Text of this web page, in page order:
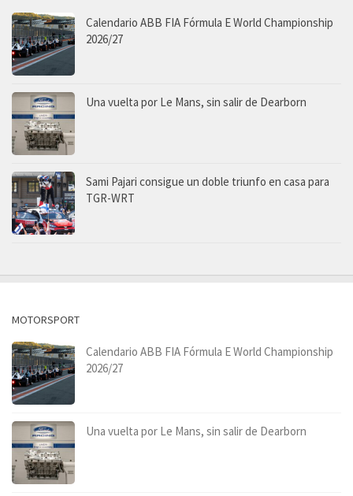
Calendario ABB FIA Fórmula E World Championship
2026/27
Una vuelta por Le Mans, sin salir de Dearborn
Sami Pajari consigue un doble triunfo en casa para
TGR-WRT
MOTORSPORT
Calendario ABB FIA Fórmula E World Championship
2026/27
Una vuelta por Le Mans, sin salir de Dearborn